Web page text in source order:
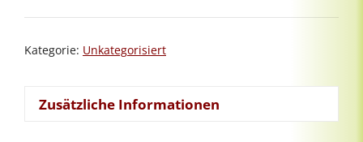
Menge
Kategorie: Unkategorisiert
Zusätzliche Informationen